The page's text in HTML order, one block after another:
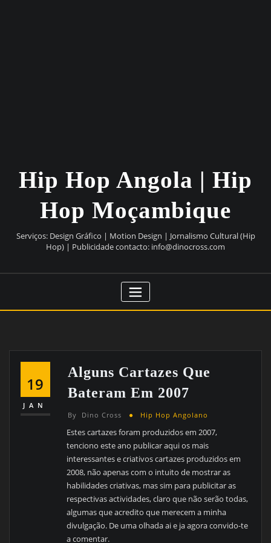
Hip Hop Angola | Hip
Hop Moçambique
Serviços: Design Gráfico | Motion Design | Jornalismo Cultural (Hip
Hop) | Publicidade contacto: info@dinocross.com
19
JAN
Alguns Cartazes Que
Bateram Em 2007
By Dino Cross Hip Hop Angolano
Estes cartazes foram produzidos em 2007,
tenciono este ano publicar aqui os mais
interessantes e criativos cartazes produzidos em
2008, não apenas com o intuito de mostrar as
habilidades criativas, mas sim para publicitar as
respectivas actividades, claro que não serão todas,
algumas que acredito que merecem a minha
divulgação. De uma olhada ai e ja agora convido-te
a comentar.